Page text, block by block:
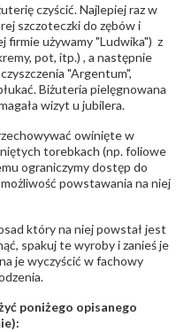
czyścić. Najlepiej raz w
szczoteczki do zębów i
firmie używamy "Ludwika") z
pot, itp.) , a następnie
"Argentum",
Biżuteria pielęgnowana
wizyt u jubilera.
owinięte w
torebkach (np. foliowe
ograniczymy dostęp do
powstawania na niej
który na niej powstał jest
spakuj te wyroby i zanieś je
je wyczyścić w fachowy
poniżego opisanego